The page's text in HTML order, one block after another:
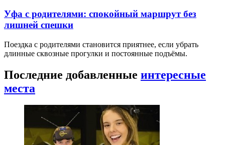
Уфа с родителями: спокойный маршрут без
лишней спешки
Поездка с родителями становится приятнее, если убрать
длинные сквозные прогулки и постоянные подъёмы.
Последние добавленные интересные
места